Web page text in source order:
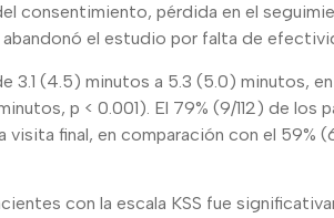
consentimiento, pérdida en el
el estudio por falta de
3.1 (4.5) minutos a 5.3 (5.0) minutos,
p < 0.001). El 79% (9/112) de los
final, en comparación con el 59%
con la escala KSS fue